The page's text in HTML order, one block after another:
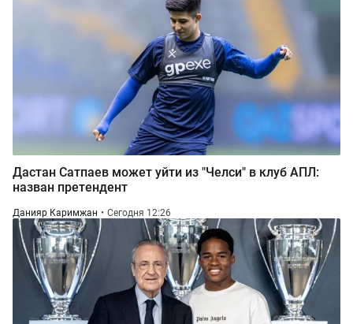
Дастан Сатпаев может уйти из "Челси" в клуб АПЛ:
назван претендент
Данияр Каримжан Сегодня 12:26